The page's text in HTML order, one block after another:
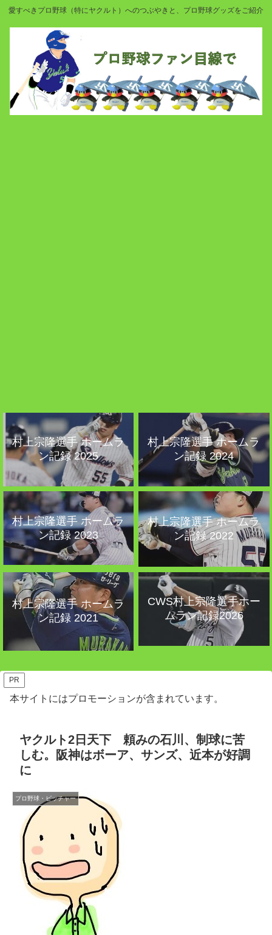
愛すべきプロ野球（特にヤクルト）へのつぶやきと、プロ野球グッズをご紹介
村上宗隆選手 ホームラ
ン記録 2025
村上宗隆選手 ホームラ
ン記録 2024
村上宗隆選手 ホームラ
ン記録 2023
村上宗隆選手 ホームラ
ン記録 2022
村上宗隆選手 ホームラ
ン記録 2021
CWS村上宗隆選手ホー
ムラン記録2026
PR
本サイトにはプロモーションが含まれています。
ヤクルト2日天下 頼みの石川、制球に苦
しむ。阪神はボーア、サンズ、近本が好調
に
プロ野球・ピッチャー